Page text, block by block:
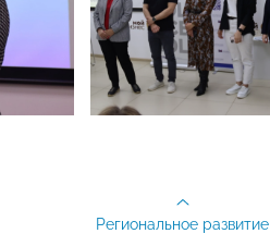
Региональное развитие